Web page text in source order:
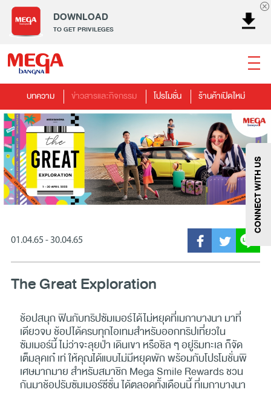
DOWNLOAD
TO GET PRIVILEGES
ธนาคาร ร้านอาหาร เอ็นเตอร์เทนเม้นท์
แฟชั่น
เครื่องประดับ
การตกแต่งบ้าน แม่และเด็ก
ไลฟ์สไตล์
บริการ
เมกา สมาร์ท คิดส์ กีฬา
ซูเปอร์มาร์เก็ต
แกดเจ็ตและเทคโนโลยี
สุขภาพและความงาม
แฟชั่น @Megabangna
CONNECT WITH US
บทความ ข่าวสารและกิจกรรม โปรโมชั่น ร้านค้าเปิดใหม่
01.04.65 - 30.04.65
The Great Exploration
ช้อปสนุก ฟินกับทริปซัมเมอร์ได้ไม่หยุดที่เมกาบางนา มาที่
เดียวจบ ช้อปได้ครบทุกไอเทมสำหรับออกทริปเที่ยวใน
ซัมเมอร์นี้ ไม่ว่าจะลุยป่า เดินเขา หรือชิล ๆ อยู่ริมทะเล ก็จัด
เต็มลุคเก๋ เท่ ให้คุณได้แบบไม่มีหยุดพัก พร้อมกับโปรโมชั่นพิ
เศษมากมาย สำหรับสมาชิก Mega Smile Rewards ชวน
กันมาช้อปรับซัมเมอร์ซีซั่น ได้ตลอดทั้งเดือนนี้ ที่เมกาบางนา